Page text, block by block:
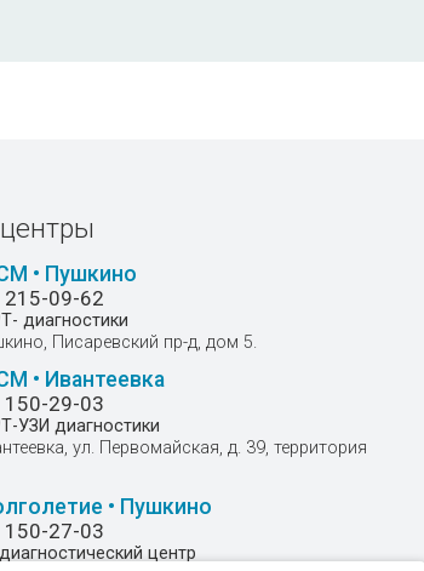
- ПР3 ,MПO,
• Пушкино
215-09-62
диагностики
Писаревский пр-д, дом 5.
• Ивантеевка
150-29-03
УЗИ диагностики
ул. Первомайская, д. 39, территория
• Пушкино
150-27-03
центр